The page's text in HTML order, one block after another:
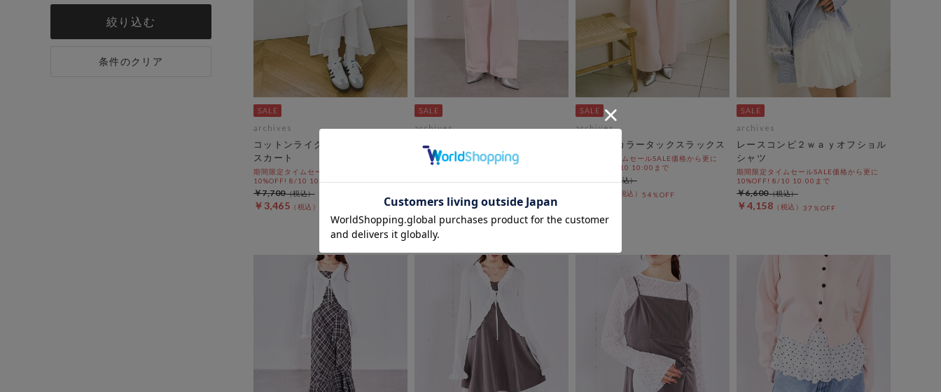
絞り込む
条件のクリア
archives
コットンライクフリルティアード
スカート
期間限定タイムセールSALE価格から更に
10%OFF! 8/10 10:00まで
￥3,465
￥7,700
archives
カラーストレートデニム
期間限定タイムセールSALE価格から更に
10%OFF! 8/10 10:00まで
￥7,700
archives
ベルト付カラータックスラックス
期間限定タイムセールSALE価格から更に
10%OFF! 8/10 10:00まで
54％OFF
￥7,150
archives
レースコンビ２ｗａｙオフショル
シャツ
期間限定タイムセールSALE価格から更に
10%OFF! 8/10 10:00まで
￥4,158 37％OFF
￥6,600